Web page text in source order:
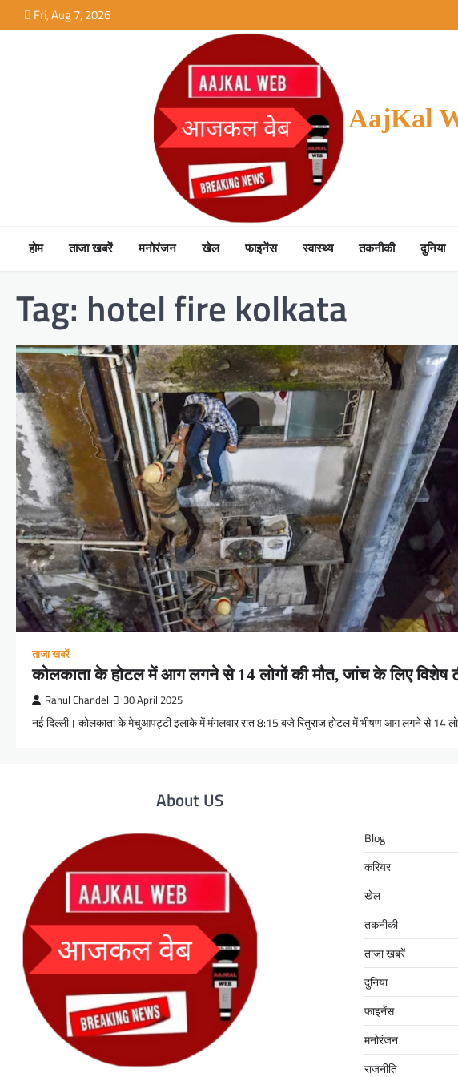
to
Fri, Aug 7, 2026
AajKal
होम ताजा खबरें मनोरंजन खेल फाइनेंस स्वास्थ्य तकनीकी दुनिया
Tag: hotel fire kolkata
ताजा खबरें
कोलकाता के होटल में आग लगने से 14 लोगों की मौत, जांच के लिए विशेष
Rahul Chandel 30 April 2025
नई दिल्ली। कोलकाता के मेचुआपट्टी इलाके में मंगलवार रात 8:15 बजे रितुराज होटल में भीषण आग लगने से 14
About US
Blog
करियर
खेल
तकनीकी
ताजा खबरें
दुनिया
फाइनेंस
मनोरंजन
राजनीति